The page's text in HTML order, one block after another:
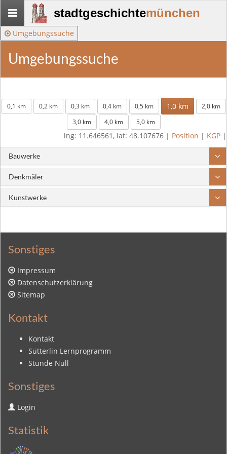
Stadtgeschichte-
München
stadtgeschichtemünchen
Umgebungssuche
Umgebungssuche
0,1 km 0,2 km 0,3 km 0,4 km 0,5 km 1,0 km
2,0 km
3,0 km
4,0 km 5,0 km
lng: 11.646561, lat: 48.107676 | Position | KGP |
Bauwerke
Denkmäler
Kunstwerke
Sonstiges
Impressum
Datenschutzerklärung
Sitemap
Kontakt
Kontakt
Sütterlin Lernprogramm
Stunde Null
Sonstiges
Login
Statistik